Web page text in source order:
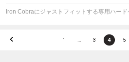
Iron Cobraにジャストフィットする専用ハード
1 … 3 4 5